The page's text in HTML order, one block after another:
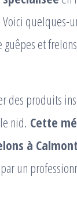
quelques-
et
des produits
nid. Cette
à Calmont
un